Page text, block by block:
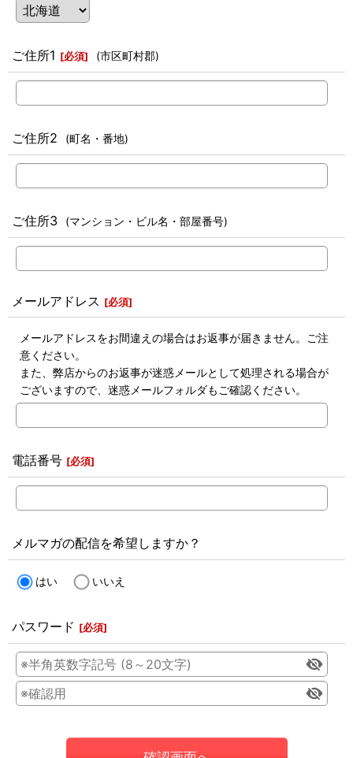
ご住所1 [必須] (市区町村郡)
ご住所2 (町名・番地)
ご住所3 (マンション・ビル名・部屋番号)
メールアドレス [必須]
メールアドレスをお間違えの場合はお返事が届きません。ご注
意ください。
また、弊店からのお返事が迷惑メールとして処理される場合が
ございますので、迷惑メールフォルダもご確認ください。
電話番号 [必須]
メルマガの配信を希望しますか？
はい いいえ
パスワード [必須]